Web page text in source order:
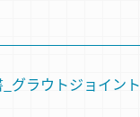
グラウトジョイント